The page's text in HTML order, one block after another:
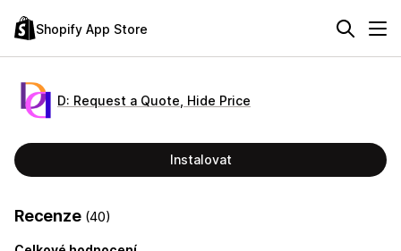
Shopify App Store
D: Request a Quote, Hide Price
Instalovat
Recenze (40)